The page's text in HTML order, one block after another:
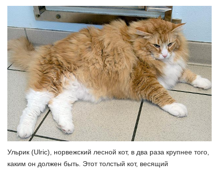
Ульрик (Ulric), норвежский лесной кот, в два раза крупнее того,
каким он должен быть. Этот толстый кот, весящий